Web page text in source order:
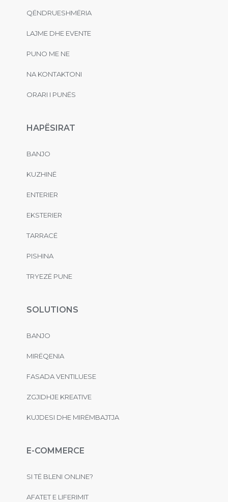
QËNDRUESHMËRIA
LAJME DHE EVENTE
PUNO ME NE
NA KONTAKTONI
ORARI I PUNËS
HAPËSIRAT
BANJO
KUZHINË
ENTERIER
EKSTERIER
TARRACË
PISHINA
TRYEZË PUNE
SOLUTIONS
BANJO
MIRËQENIA
FASADA VENTILUESE
ZGJIDHJE KREATIVE
KUJDESI DHE MIRËMBAJTJA
E-COMMERCE
SI TË BLENI ONLINE?
AFATET E LIFERIMIT